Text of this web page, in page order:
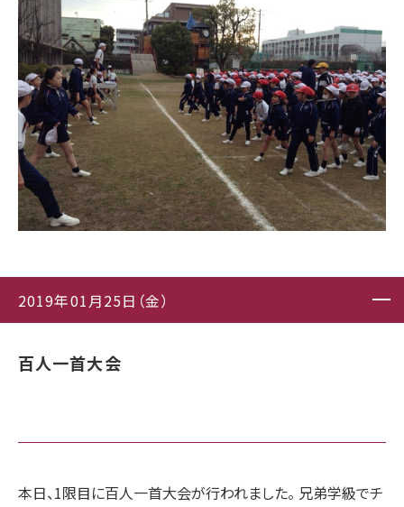
2019年01月25日（金）
百人一首大会
本日、1限目に百人一首大会が行われました。 兄弟学級でチ